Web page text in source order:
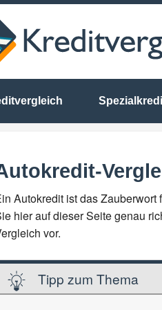
Autokredit ist das
hier auf dieser Seite genau
vor.
Tipp zum Thema